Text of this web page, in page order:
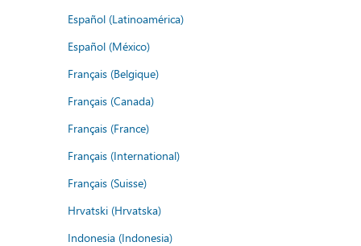
Español (Latinoamérica)
Español (México)
Français (Belgique)
Français (Canada)
Français (France)
Français (International)
Français (Suisse)
Hrvatski (Hrvatska)
Indonesia (Indonesia)